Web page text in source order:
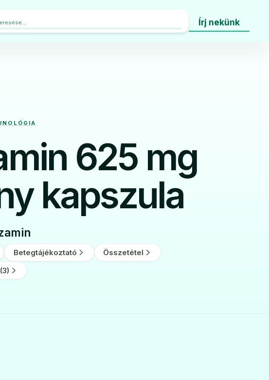
Írj nekünk
625 mg
kapszula
Betegtájékoztató
Összetétel